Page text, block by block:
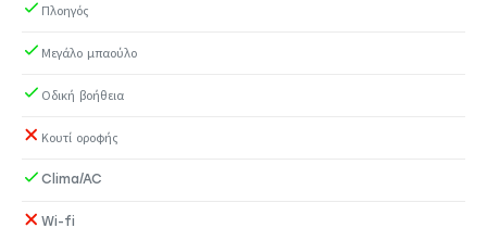
Πλοηγός
Μεγάλο μπαούλο
Οδική βοήθεια
Κουτί οροφής
Clima/AC
Wi-fi